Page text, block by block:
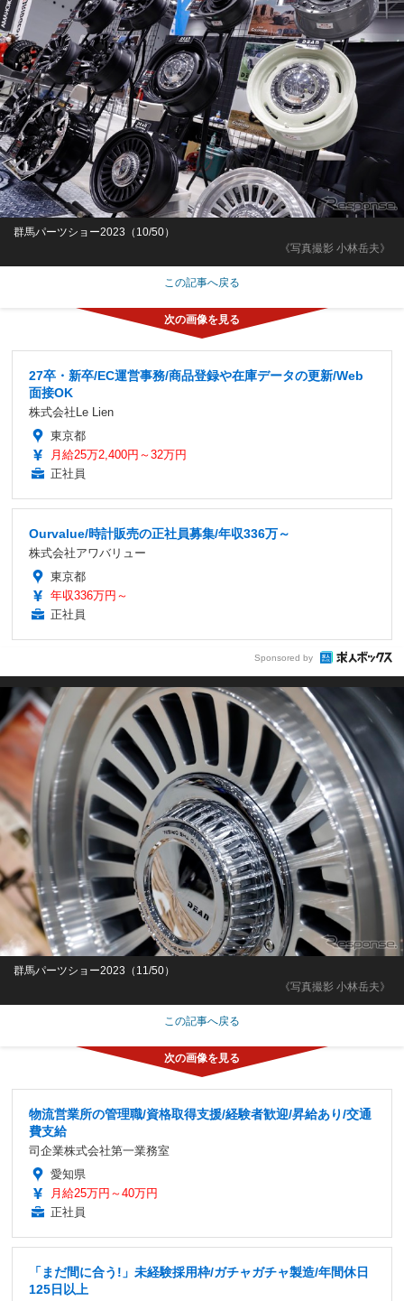
《写真撮影 小林岳夫》
群馬パーツショー2023（10/50）
この記事へ戻る
27卒・新卒/EC運営事務/商品登録や在庫データの更新/Web
面接OK
株式会社Le Lien
東京都
月給25万2,400円～32万円
正社員
Ourvalue/時計販売の正社員募集/年収336万～
株式会社アワバリュー
東京都
年収336万円～
正社員
Sponsored by
《写真撮影 小林岳夫》
群馬パーツショー2023（11/50）
この記事へ戻る
物流営業所の管理職/資格取得支援/経験者歓迎/昇給あり/交通
費支給
司企業株式会社第一業務室
愛知県
月給25万円～40万円
正社員
「まだ間に合う!」未経験採用枠/ガチャガチャ製造/年間休日
125日以上